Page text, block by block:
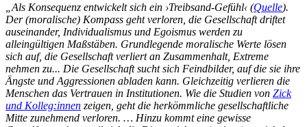
„Als Konsequenz entwickelt sich ein ›Treibsand-Gefühl‹ (Quelle).
Der (moralische) Kompass geht verloren, die Gesellschaft driftet
auseinander, Individualismus und Egoismus werden zu
alleingültigen Maßstäben. Grundlegende moralische Werte lösen
sich auf, die Gesellschaft verliert an Zusammenhalt, Extreme
nehmen zu... Die Gesellschaft sucht sich Feindbilder, auf die sie ihre
Ängste und Aggressionen abladen kann. Gleichzeitig verlieren die
Menschen das Vertrauen in Institutionen. Wie die Studien von Zick
und Kolleg:innen zeigen, geht die herkömmliche gesellschaftliche
Mitte zunehmend verloren. … Hinzu kommt eine gewisse